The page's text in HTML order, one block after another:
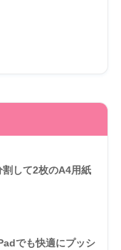
して2枚のA4用紙
でも快適にプッシ